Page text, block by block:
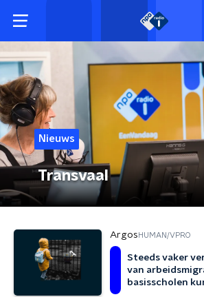
Nieuws
Transvaal
Argos HUMAN/VPRO
Steeds vaker
van
basisscholen